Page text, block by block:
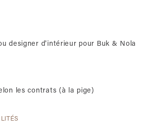
designer d'intérieur pour Buk & Nola
les contrats (à la pige)